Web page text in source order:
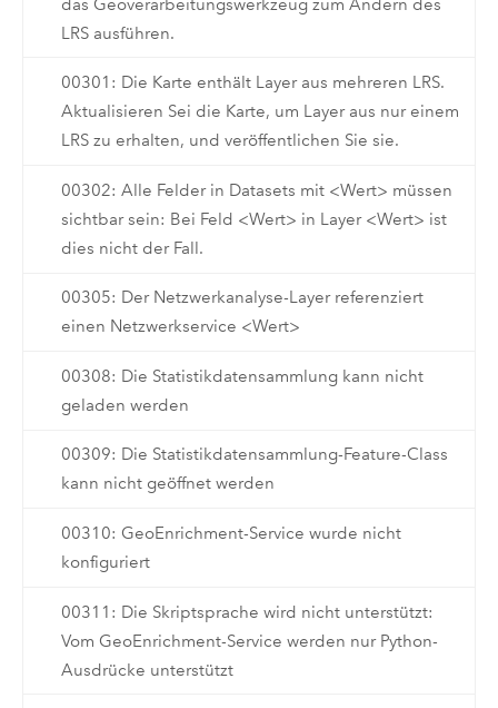
das Geoverarbeitungswerkzeug zum Ändern des
LRS ausführen.
00301: Die Karte enthält Layer aus mehreren LRS.
Aktualisieren Sei die Karte, um Layer aus nur einem
LRS zu erhalten, und veröffentlichen Sie sie.
00302: Alle Felder in Datasets mit <Wert> müssen
sichtbar sein: Bei Feld <Wert> in Layer <Wert> ist
dies nicht der Fall.
00305: Der Netzwerkanalyse-Layer referenziert
einen Netzwerkservice <Wert>
00308: Die Statistikdatensammlung kann nicht
geladen werden
00309: Die Statistikdatensammlung-Feature-Class
kann nicht geöffnet werden
00310: GeoEnrichment-Service wurde nicht
konfiguriert
00311: Die Skriptsprache wird nicht unterstützt:
Vom GeoEnrichment-Service werden nur Python-
Ausdrücke unterstützt